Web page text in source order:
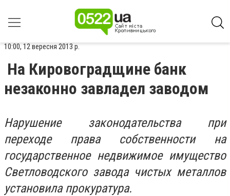
10:00, 12 вересня 2013 р.
На Кировоградщине банк
незаконно завладел заводом
Нарушение законодательства при
переходе права собственности на
государственное недвижимое имущество
Светловодского завода чистых металлов
установила прокуратура.